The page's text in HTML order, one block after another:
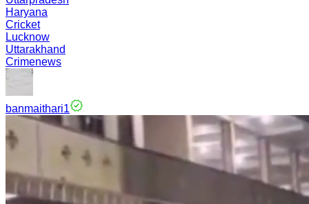
Haryana
Cricket
Lucknow
Uttarakhand
Crimenews
banmaithari1